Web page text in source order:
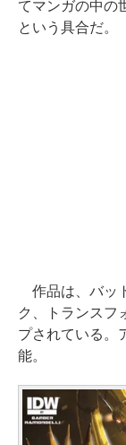
てマンガの中の
という具合だ。
作品は、バッ
ク、トランスフ
プされている。
能。